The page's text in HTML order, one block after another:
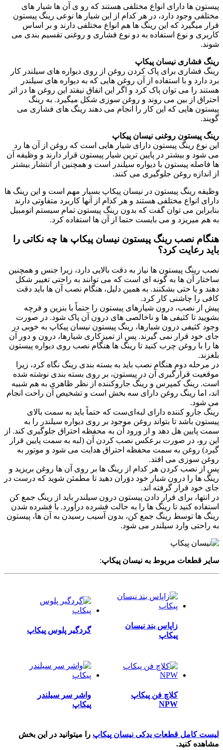
پیستون ها دارای انواع مختلفی هستند که رو ی آن ها شیار های
مختلفی وجود دارد، در هر کدام از این شیار ها نوعی رینگ پیستون
قرار میگیرد که این رینگ ها هم انواع مختلفی دارند و بر اساس
کاربری و نوع استفاده به دو نوع فشاری و روغنی تقسیم بندی می
شوند.
رینگ فشاری نیسان پیکاپ
رینگ فشاری برای پاک کردن روغن از روی دیواره های سیلندر کار
برد دارد و با استفاده از آن روغن هایی که به دیواره های سیلندر
هستند را می توان پاک کرد و اگر این اتفاق نیفتد این روغن ها در اثر
احتراق از بین می روند و روغن سوزی شکل میگیرد. به رینگ
پیستون هایی که این کار را انجام می دهند رینگ های فشاری می
گویند.
رینگ پیستون روغنی نیسان پیکاپ
این نوع رینگ پیستون دارای شیار هایی است که روغن از آن ها رد
می شود و بیشتر در پایین ترین شیار پیستون قرار دارند و وظیفه آن
ها فاصله پیستون با دیواره سیلندر است و همچنین از انتشار بیشتر
از اندازه روغن جلوگیری می کنند.
وظیفه رینگ پیستون در نیسان پیکاپ بسیار مهم است و این رینگ ها
دارای انواع مختلفی هستند و هر کدام از آنها کاربرد متفاوتی دارند
بنابراین می توان گفت که بدون رینگ پیستون تمام سیستم اتومبیل
به هم میریزد و می بایست حتما از آن ها استفاده کرد.
هنگام نصب رینگ پیستون نیسان پیکاپ ها چه نکاتی را
باید رعایت کرد؟
نصب رینگ پیستون ها نیاز به دقت بالایی دارد، زیرا جنس و همچنین
ساختار آن ها به گونه ای است که می توانند به راحتی تغییر شکل
دهند و یا حتی بشکنند. به همین دلیل، هنگام نصب آن ها باید دقت
کافی را چاشنی کار کرد.
پیش از نصب، درون شیارهای پیستون را حتماً با بنزین و فرچه
بشویید تا کثیفی ها و ناخالصی های درون آن پاک شود. در صورت
وجود کثیفی درون شیارها، رینگ پیستون نیسان پیکاپ به خوبی در
جای خود قرار نمی گیرند. پس از تمیزکاری شیارها، درون و دور آن
ها را با روغن چرب کنید تا رینگ ها هنگام نصب روی دیواره پیستون
بلغزند.
در مرحله دوم هنگام نصب باید به بسته بندی رینگ نگاه کرد، زیرا
موقعیت قرارگیری آن در پیستون، بر روی بسته بندی نوشته شده
است. رینگ کمپرس و رینگ جاروکننده از نظر ظاهری به هم شبیه
اند، اما رینگ روغن دارای سه بخش است و تشخیص آن راحت انجام
می شود.
رینگ جارو کننده دارای لبه‌ای‌ست که حتماً باید به سمت بالای
پیستون باشد تا بتواند روغن موجود بر روی دیواره سیلندر را به
سمت پایین هل دهد و از ورود آن به محفظه احتراق جلوگیری کند. از
این رو، در صورت برعکس نصب کردن آن (لبه به سمت پایین قرار
گیرد) روغن به سمت محفظه احتراق هدایت می شود و موتور به
روغن سوزی می افتد.
پس از نصب کردن هر کدام از رینگ ها بر روی آن ها روغن بریزید و
رینگ ها را درون شیار خود دوَران دهید تا مطمئن شوید که درست در
جای خود قرار گرفته اند.
در انتها، برای قرار دادن پیستون درون سیلندر باید از رینگ جمع کن
استفاده کنید تا رینگ ها را به حالت فشرده درآورد. با فشرده شدن
رینگ ها توسط رینگ جمع کن، بدون آسیب رسیدن به آن ها، پیستون
به راحتی وارد سیلندر می شود.
سایر قطعات مربوط به نیسان پیکاپ:
زاپاس بند نیسان
پیکاپ
گردگیر پلوس پیکاپ
کلاچ فن پیکاپ
NPW
واشر سر سیلندر
پیکاپ
لیست کامل قطعات یدکی نیسان پیکاپ را میتوانید در این بخش
مشاهده کنید.